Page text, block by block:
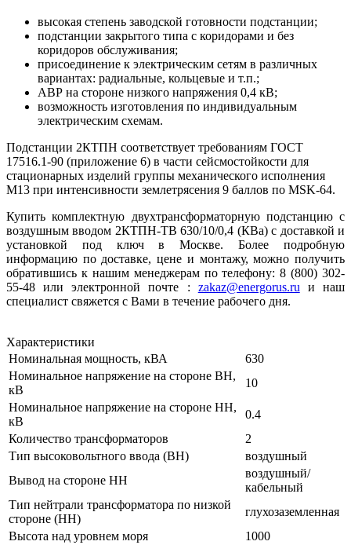
высокая степень заводской готовности подстанции;
подстанции закрытого типа с коридорами и без
коридоров обслуживания;
присоединение к электрическим сетям в различных
вариантах: радиальные, кольцевые и т.п.;
АВР на стороне низкого напряжения 0,4 кВ;
возможность изготовления по индивидуальным
электрическим схемам.
Подстанции 2КТПН соответствует требованиям ГОСТ
17516.1-90 (приложение 6) в части сейсмостойкости для
стационарных изделий группы механического исполнения
М13 при интенсивности землетрясения 9 баллов по MSK-64.
Купить комплектную двухтрансформаторную подстанцию с
воздушным вводом 2КТПН-ТВ 630/10/0,4 (КВа) с доставкой и
установкой под ключ в Москве. Более подробную
информацию по доставке, цене и монтажу, можно получить
обратившись к нашим менеджерам по телефону: 8 (800) 302-
55-48 или электронной почте : zakaz@energorus.ru и наш
специалист свяжется с Вами в течение рабочего дня.
Характеристики
Номинальная мощность, кВА
630
Номинальное напряжение на стороне ВН,
кВ
10
Номинальное напряжение на стороне НН,
кВ
0.4
Количество трансформаторов
2
Тип высоковольтного ввода (ВН)
воздушный
Вывод на стороне НН
воздушный/
кабельный
Тип нейтрали трансформатора по низкой
стороне (НН)
глухозаземленная
Высота над уровнем моря
1000